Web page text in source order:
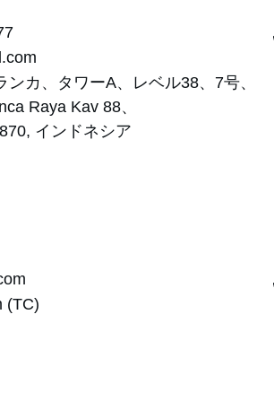
ンカ、タワーA、レベル38、7号、
Raya Kav 88、
インドネシア
(TC)